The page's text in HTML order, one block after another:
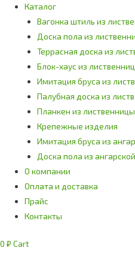
Каталог
Вагонка штиль из
Доска пола из
Террасная доска из
Блок-хаус из
Имитация бруса из
Палубная доска из
Планкен из лиственницы
Крепежные изделия
Имитация бруса из
Доска пола из
О компании
Оплата и доставка
Прайс
Контакты
0 ₽ Cart